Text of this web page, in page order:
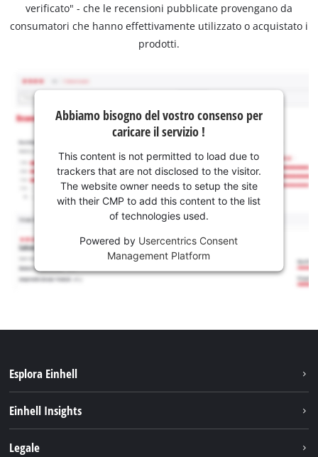
verificato" - che le recensioni pubblicate provengano da
consumatori che hanno effettivamente utilizzato o acquistato i
prodotti.
Abbiamo bisogno del vostro consenso per
caricare il servizio !
This content is not permitted to load due to
trackers that are not disclosed to the visitor.
The website owner needs to setup the site
with their CMP to add this content to the list
of technologies used.
Powered by Usercentrics Consent
Management Platform
Esplora Einhell
Chi siamo
Einhell Insights
Legale